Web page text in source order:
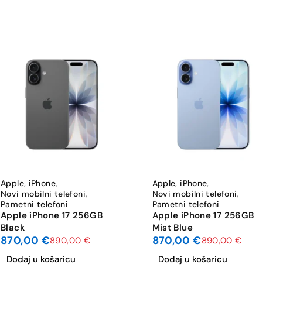
Apple, iPhone,
Novi mobilni telefoni,
Pametni telefoni
Apple iPhone 17 256GB
Black
890,00€
870,00 €
Dodaj u košaricu
Apple, iPhone,
Novi mobilni telefoni,
Pametni telefoni
Apple iPhone 17 256GB
Mist Blue
890,00€
870,00€
Dodaj u košaricu